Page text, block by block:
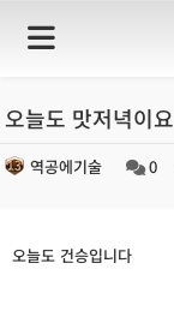
오늘도 맛저녁이요
역공에기술 0
오늘도 건승입니다